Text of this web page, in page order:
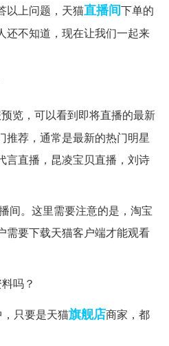
以上问题，天猫直播间下单的
还不知道，现在让我们一起来
览，可以看到即将直播的最新
推荐，通常是最新的热门明星
言直播，昆凌宝贝直播，刘诗
间。这里需要注意的是，淘宝
需要下载天猫客户端才能观看
吗？
只要是天猫旗舰店商家，都